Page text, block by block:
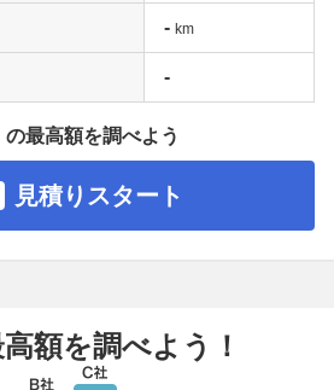
- km
-
最高額を調べよう
見積りスタート
額を調べよう！